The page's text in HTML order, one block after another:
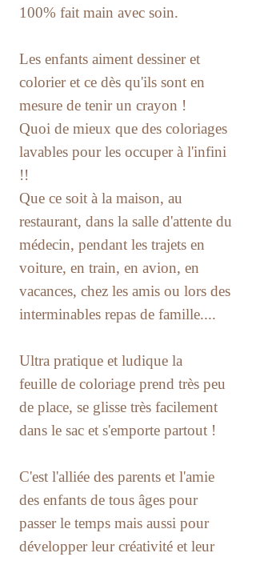
100% fait main avec soin.
Les enfants aiment dessiner et
colorier et ce dès qu'ils sont en
mesure de tenir un crayon !
Quoi de mieux que des coloriages
lavables pour les occuper à l'infini
!!
Que ce soit à la maison, au
restaurant, dans la salle d'attente du
médecin, pendant les trajets en
voiture, en train, en avion, en
vacances, chez les amis ou lors des
interminables repas de famille....
Ultra pratique et ludique la
feuille de coloriage prend très peu
de place, se glisse très facilement
dans le sac et s'emporte partout !
C'est l'alliée des parents et l'amie
des enfants de tous âges pour
passer le temps mais aussi pour
développer leur créativité et leur